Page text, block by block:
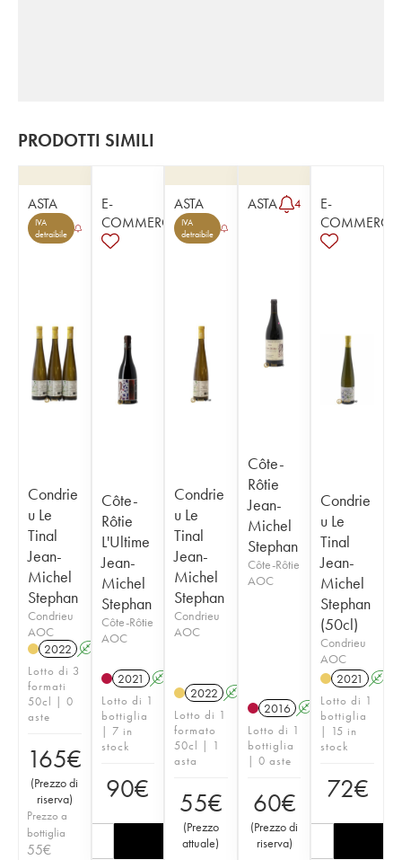
PRODOTTI SIMILI
ASTA
IVA
detraibile
Condrie
u Le
Tinal
Jean-
Michel
Stephan
Condrieu
AOC
2022 A
Lotto di 3
formati
50cl | 0
aste
165€
(Prezzo di
riserva)
Prezzo a
bottiglia
55€
E-
COMMERCE
Côte-
Rôtie
L'Ultime
Jean-
Michel
Stephan
Côte-Rôtie
AOC
2021 A
Lotto di 1
bottiglia
| 7 in
stock
90€
ASTA
IVA
detraibile
Condrie
u Le
Tinal
Jean-
Michel
Stephan
Condrieu
AOC
2022 A
Lotto di 1
formato
50cl | 1
asta
55€
(Prezzo
attuale)
ASTA 4
Côte-
Rôtie
Jean-
Michel
Stephan
Côte-Rôtie
AOC
2016 A K
Lotto di 1
bottiglia
| 0 aste
60€
(Prezzo di
riserva)
E-
COMMERCE
Condrie
u Le
Tinal
Jean-
Michel
Stephan
(50cl)
Condrieu
AOC
2021
A
Lotto di 1
bottiglia
| 15 in
stock
72€